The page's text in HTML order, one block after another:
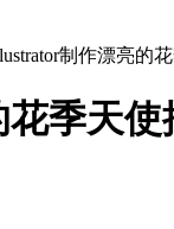
制作漂亮的
季天使